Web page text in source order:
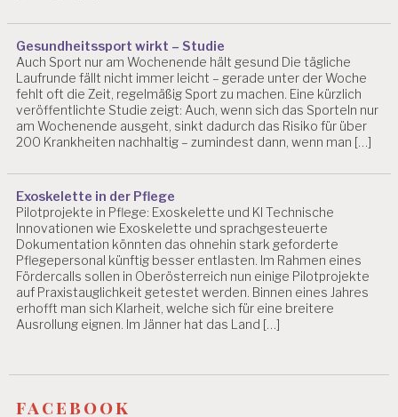
L
D
E
P
R
E
S
E
B
E
R
H
A
R
H
Gesundheitssport wirkt – Studie
Auch Sport nur am Wochenende hält gesund Die tägliche
Laufrunde fällt nicht immer leicht – gerade unter der Woche
fehlt oft die Zeit, regelmäßig Sport zu machen. Eine kürzlich
veröffentlichte Studie zeigt: Auch, wenn sich das Sporteln nur
am Wochenende ausgeht, sinkt dadurch das Risiko für über
200 Krankheiten nachhaltig – zumindest dann, wenn man […]
Exoskelette in der Pflege
Pilotprojekte in Pflege: Exoskelette und KI Technische
Innovationen wie Exoskelette und sprachgesteuerte
Dokumentation könnten das ohnehin stark geforderte
Pflegepersonal künftig besser entlasten. Im Rahmen eines
Fördercalls sollen in Oberösterreich nun einige Pilotprojekte
auf Praxistauglichkeit getestet werden. Binnen eines Jahres
erhofft man sich Klarheit, welche sich für eine breitere
Ausrollung eignen. Im Jänner hat das Land […]
facebook